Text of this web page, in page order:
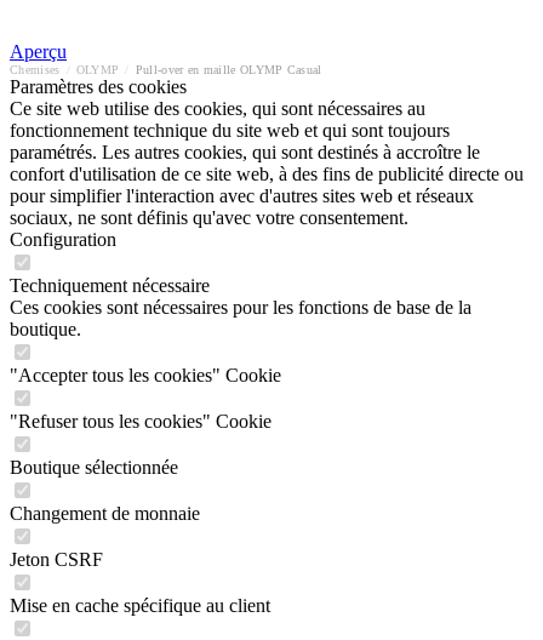
Aperçu
Chemises OLYMP Pull-over en maille OLYMP Casual
Paramètres des cookies
Ce site web utilise des cookies, qui sont nécessaires au
fonctionnement technique du site web et qui sont toujours
paramétrés. Les autres cookies, qui sont destinés à accroître le
confort d'utilisation de ce site web, à des fins de publicité directe ou
pour simplifier l'interaction avec d'autres sites web et réseaux
sociaux, ne sont définis qu'avec votre consentement.
Configuration
Techniquement nécessaire
Ces cookies sont nécessaires pour les fonctions de base de la
boutique.
"Accepter tous les cookies" Cookie
"Refuser tous les cookies" Cookie
Boutique sélectionnée
Changement de monnaie
Jeton CSRF
Mise en cache spécifique au client